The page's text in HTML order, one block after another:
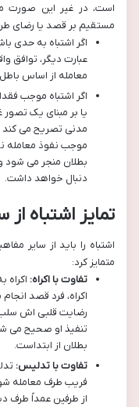
است، در غیر این صورت
مستقیم بر قصد یا رضای
اگر اشتباه به حدی
عبارت دیگر، توافق
معامله از اساس
اگر اشتباه موجب
مدنی تصریح می کند
موجب نفوذ معامله
بطلان منجر می شود
دنبال خواهد داشت.
تمایز اشتباه از
اشتباه را باید از سایر
متمایز کرد:
تفاوت با اکراه: اکراه
اکراه، فرد قصد
رضایت قلبی اش سلب
تنفیذ او صحیح می
بطلان از ابتداست.
تفاوت با تدلیس:
از طرفین عمداً طرف